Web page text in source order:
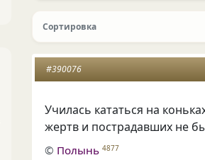
Сортировка
#390076
Училась кататься на
жертв и пострадавших не
© Полынь 4877